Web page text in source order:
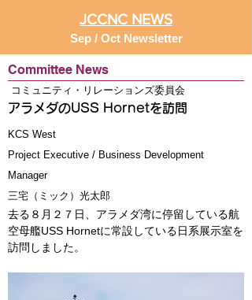
JCCNC NEWS
Sep / Oct Newsletter
Committee News
コミュニティ・リレーションズ委員会
アラメダのUSS Hornetを訪問
KCS West
Project Executive / Business Development
Manager
三宅（ミック）光太郎
去る８月２７日、アラメダ湾に停留している航
空母艦USS Hornetに常設している日系展示室を
訪問しました。